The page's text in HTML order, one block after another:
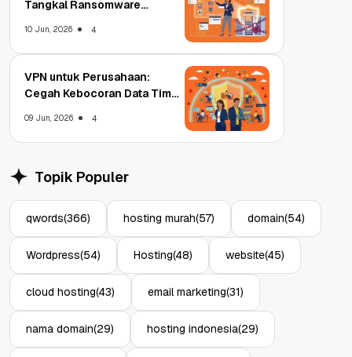
Tangkal Ransomware
10 Jun, 2026 4
VPN untuk Perusahaan:
Cegah Kebocoran Data Tim
09 Jun, 2026 4
Topik Populer
qwords(366) hosting murah(57) domain(54)
Wordpress(54) Hosting(48) website(45)
cloud hosting(43) email marketing(31)
nama domain(29) hosting indonesia(29)